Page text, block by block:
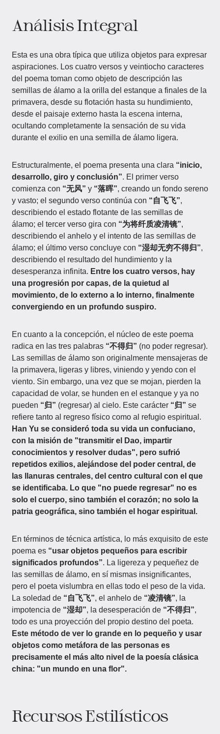
Análisis Integral
Esta es una obra típica que utiliza objetos para expresar
aspiraciones. Los cuatro versos y veintiocho caracteres
del poema toman como objeto de descripción las
semillas de álamo a la orilla del estanque a finales de la
primavera, desde su flotación hasta su hundimiento,
desde el paisaje externo hasta la escena interna,
ocultando completamente la sensación de su vida
durante el exilio en una semilla de álamo ligera.
Estructuralmente, el poema presenta una clara “inicio,
desarrollo, giro y conclusión”. El primer verso
comienza con “无风” y “落晖”, creando un fondo sereno
y vasto; el segundo verso continúa con “自飞飞”,
describiendo el estado flotante de las semillas de
álamo; el tercer verso gira con “为将纤质凌清镜”,
describiendo el anhelo y el intento de las semillas de
álamo; el último verso concluye con “湿却无穷不得归”,
describiendo el resultado del hundimiento y la
desesperanza infinita. Entre los cuatro versos, hay
una progresión por capas, de la quietud al
movimiento, de lo externo a lo interno, finalmente
convergiendo en un profundo suspiro.
En cuanto a la concepción, el núcleo de este poema
radica en las tres palabras “不得归” (no poder regresar).
Las semillas de álamo son originalmente mensajeras de
la primavera, ligeras y libres, viniendo y yendo con el
viento. Sin embargo, una vez que se mojan, pierden la
capacidad de volar, se hunden en el estanque y ya no
pueden “归” (regresar) al cielo. Este carácter “归” se
refiere tanto al regreso físico como al refugio espiritual.
Han Yu se consideró toda su vida un confuciano,
con la misión de "transmitir el Dao, impartir
conocimientos y resolver dudas", pero sufrió
repetidos exilios, alejándose del poder central, de
las llanuras centrales, del centro cultural con el que
se identificaba. Lo que "no puede regresar" no es
solo el cuerpo, sino también el corazón; no solo la
patria geográfica, sino también el hogar espiritual.
En términos de técnica artística, lo más exquisito de este
poema es “usar objetos pequeños para escribir
significados profundos”. La ligereza y pequeñez de
las semillas de álamo, en sí mismas insignificantes,
pero el poeta vislumbra en ellas todo el peso de la vida.
La soledad de “自飞飞”, el anhelo de “凌清镜”, la
impotencia de “湿却”, la desesperación de “不得归”,
todo es una proyección del propio destino del poeta.
Este método de ver lo grande en lo pequeño y usar
objetos como metáfora de las personas es
precisamente el más alto nivel de la poesía clásica
china: "un mundo en una flor".
Recursos Estilísticos